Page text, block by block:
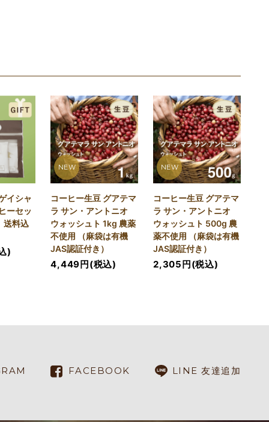
イシャ
ーセッ
送料込
)
NEW
コーヒー生豆 グアテマ
ラ サン・アントニオ
ウォッシュト 1kg 農薬
不使用 （麻袋は有機
JAS認証付き）
4,449円(税込)
NEW
コーヒー生豆 グアテマ
ラ サン・アントニオ
ウォッシュト 500g 農
薬不使用 （麻袋は有機
JAS認証付き）
2,305円(税込)
FACEBOOK LINE 友達追加